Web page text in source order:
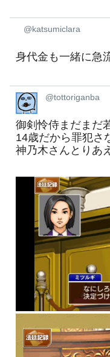
@katsumiclara
身代金も一緒に急
@tottoriganba
御剣怜侍まだまだ
14歳だから罪犯さ
神乃木さんとりあ